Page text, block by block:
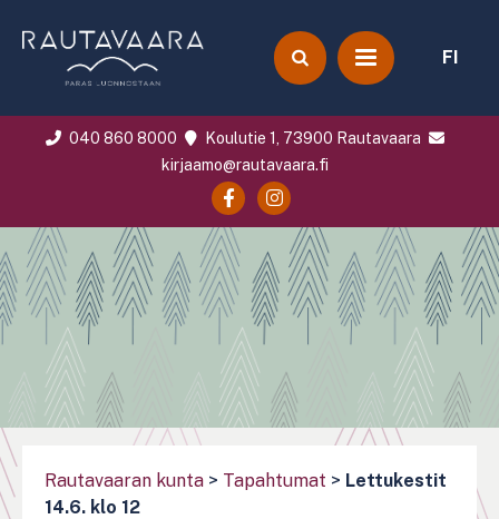
FI
040 860 8000
Koulutie 1, 73900 Rautavaara
kirjaamo@rautavaara.fi
Rautavaaran kunta > Tapahtumat > Lettukestit
14.6. klo 12